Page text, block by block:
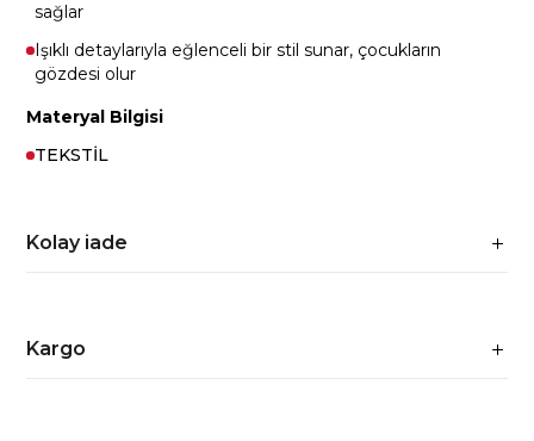
sağlar
Işıklı detaylarıyla eğlenceli bir stil sunar, çocukların
gözdesi olur
Materyal Bilgisi
TEKSTİL
Kolay iade
Kargo